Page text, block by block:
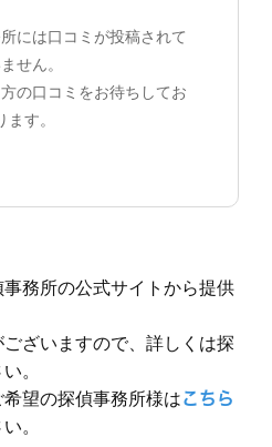
には口コミが投稿されて
せん。
の口コミをお待ちしてお
ます。
務所の公式サイトから提供
ざいますので、詳しくは探
。
望の探偵事務所様はこちら
。